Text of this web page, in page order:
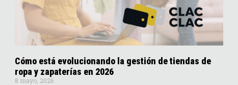
Cómo está evolucionando la gestión de tiendas de
ropa y zapaterías en 2026
8 mayo, 2026